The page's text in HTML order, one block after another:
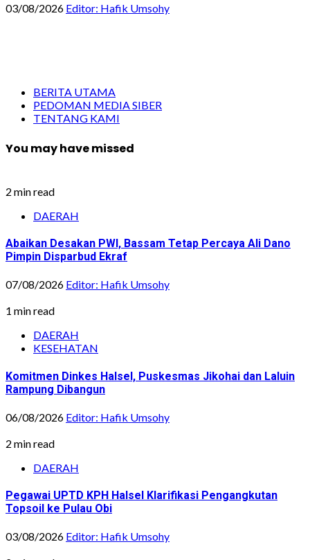
03/08/2026 Editor: Hafik Umsohy
BERITA UTAMA
PEDOMAN MEDIA SIBER
TENTANG KAMI
You may have missed
2 min read
DAERAH
Abaikan Desakan PWI, Bassam Tetap Percaya Ali Dano
Pimpin Disparbud Ekraf
07/08/2026 Editor: Hafik Umsohy
1 min read
DAERAH
KESEHATAN
Komitmen Dinkes Halsel, Puskesmas Jikohai dan Laluin
Rampung Dibangun
06/08/2026 Editor: Hafik Umsohy
2 min read
DAERAH
Pegawai UPTD KPH Halsel Klarifikasi Pengangkutan
Topsoil ke Pulau Obi
03/08/2026 Editor: Hafik Umsohy